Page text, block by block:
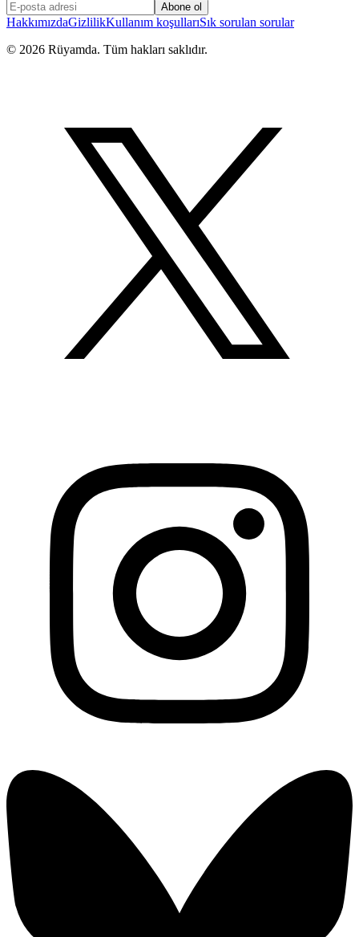
Abone ol
HakkımızdaGizlilikKullanım koşullarıSık sorulan sorular
© 2026 Rüyamda. Tüm hakları saklıdır.